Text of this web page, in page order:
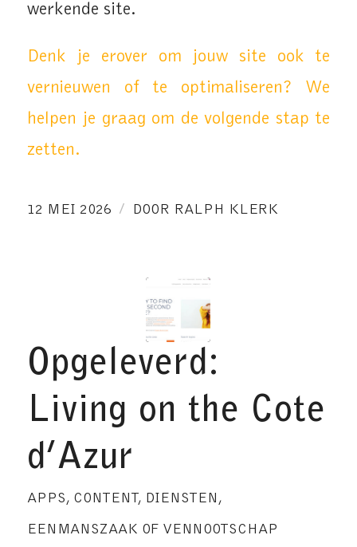
werkende site.
Denk je erover om jouw site ook te
vernieuwen of te optimaliseren? We
helpen je graag om de volgende stap te
zetten.
12 MEI 2026 / DOOR RALPH KLERK
Opgeleverd:
Living on the Cote
d’Azur
APPS, CONTENT , DIENSTEN ,
EENMANSZAAK OF VENNOOTSCHAP